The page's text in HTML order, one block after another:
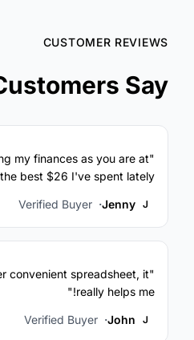
CUSTOMER REVIEWS
Say
my finances as you are at
best $26 I've spent lately."
J
Jenny
Verified Buyer
convenient spreadsheet, it
really helps me!"
J
John
Verified Buyer